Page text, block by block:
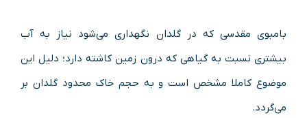
بامبوی مقدسی که در گلدان نگهداری می‌شود نیاز به آب
بیشتری نسبت به گیاهی که درون زمین کاشته دارد؛ دلیل این
موضوع کاملا مشخص است و به حجم خاک محدود گلدان بر
می‌گردد.